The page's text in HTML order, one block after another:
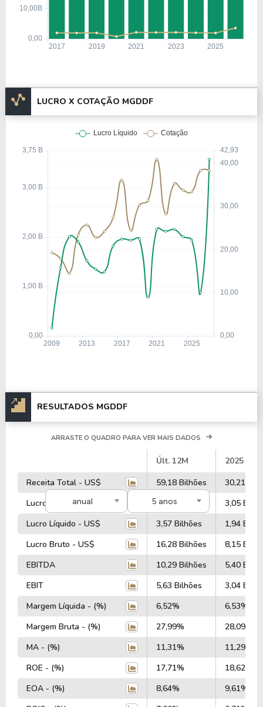
LUCRO X COTAÇÃO MGDDF
RESULTADOS MGDDF
anual 5 anos
ARRASTE O QUADRO PARA VER MAIS DADOS
Últ. 12M
2025
Receita Total - US$
59,18 Bilhões
30,21
Lucro Operacional - US$
6,34 Bilhões
3,05
Lucro Líquido - US$
3,57 Bilhões
1,94
Lucro Bruto - US$
16,28 Bilhões
8,15
EBITDA
10,29 Bilhões
5,40
EBIT
5,63 Bilhões
3,04
Margem Líquida - (%)
6,52%
6,53%
Margem Bruta - (%)
27,99%
28,09%
MA - (%)
11,31%
11,29%
ROE - (%)
17,71%
18,62%
EOA - (%)
8,64%
9,61%